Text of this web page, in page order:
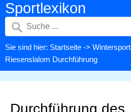
Sportlexikon
Sie sind hier: Startseite -> Wintersport
Riesenslalom Durchführung
Durchführung des